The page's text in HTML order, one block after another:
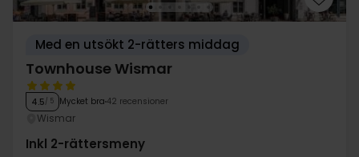
Med en utsökt 2-rätters middag
Townhouse Wismar
4.5/ 5 Mycket bra 42 recensioner
Wismar
Inkl 2-rättersmeny